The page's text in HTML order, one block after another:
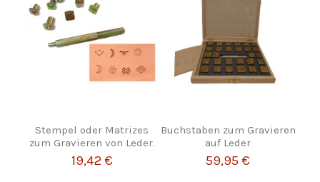
Stempel oder Matrizes
zum Gravieren von Leder.
19,42 €
Buchstaben zum Gravieren
auf Leder
59,95 €